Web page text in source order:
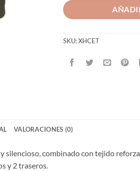
SKU:XHCET
VALORACIONES (0)
silencioso, combinado con tejido
y 2 traseros.